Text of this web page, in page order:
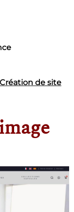
Création de site